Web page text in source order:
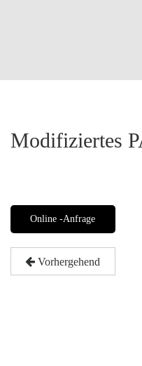
Modifiziertes
Online -Anfrage
Vorhergehend